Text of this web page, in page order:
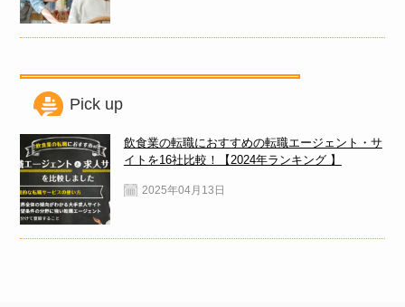
Pick up
飲食業の転職におすすめの転職エージェント・サ
イトを16社比較！【2024年ランキング 】
2025年04月13日